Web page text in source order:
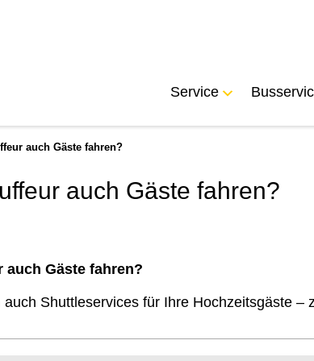
Service
auch Gäste fahren?
auch Gäste fahren?
auch Gäste fahren?
Shuttleservices für Ihre Hochzeitsgäste